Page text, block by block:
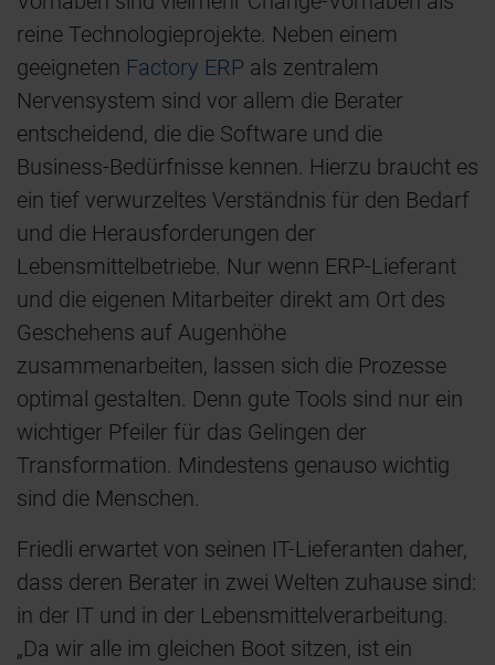
reine Technologieprojekte. Neben einem
geeigneten Factory ERP als zentralem
Nervensystem sind vor allem die Berater
entscheidend, die die Software und die
Business-Bedürfnisse kennen. Hierzu braucht es
ein tief verwurzeltes Verständnis für den Bedarf
und die Herausforderungen der
Lebensmittelbetriebe. Nur wenn ERP-Lieferant
und die eigenen Mitarbeiter direkt am Ort des
Geschehens auf Augenhöhe
zusammenarbeiten, lassen sich die Prozesse
optimal gestalten. Denn gute Tools sind nur ein
wichtiger Pfeiler für das Gelingen der
Transformation. Mindestens genauso wichtig
sind die Menschen.
Friedli erwartet von seinen IT-Lieferanten daher,
dass deren Berater in zwei Welten zuhause sind:
in der IT und in der Lebensmittelverarbeitung.
„Da wir alle im gleichen Boot sitzen, ist ein